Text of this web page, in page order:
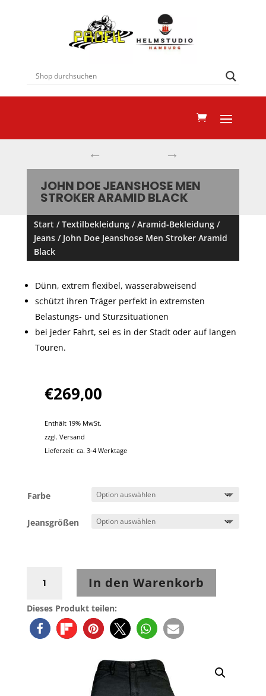
← →
JOHN DOE JEANSHOSE MEN
STROKER ARAMID BLACK
Dieses Produkt teilen:
Start /Textilbekleidung/Aramid-Bekleidung/
Jeans/ John Doe Jeanshose Men Stroker Aramid
Black
Dünn, extrem flexibel, wasserabweisend
schützt ihren Träger perfekt in extremsten
Belastungs- und Sturzsituationen
bei jeder Fahrt, sei es in der Stadt oder auf langen
Touren.
€269,00
Enthält 19% MwSt.
zzgl. Versand
Lieferzeit: ca. 3-4 Werktage
Farbe
Jeansgrößen
Men
Stroker
Aramid
In den Warenkorb